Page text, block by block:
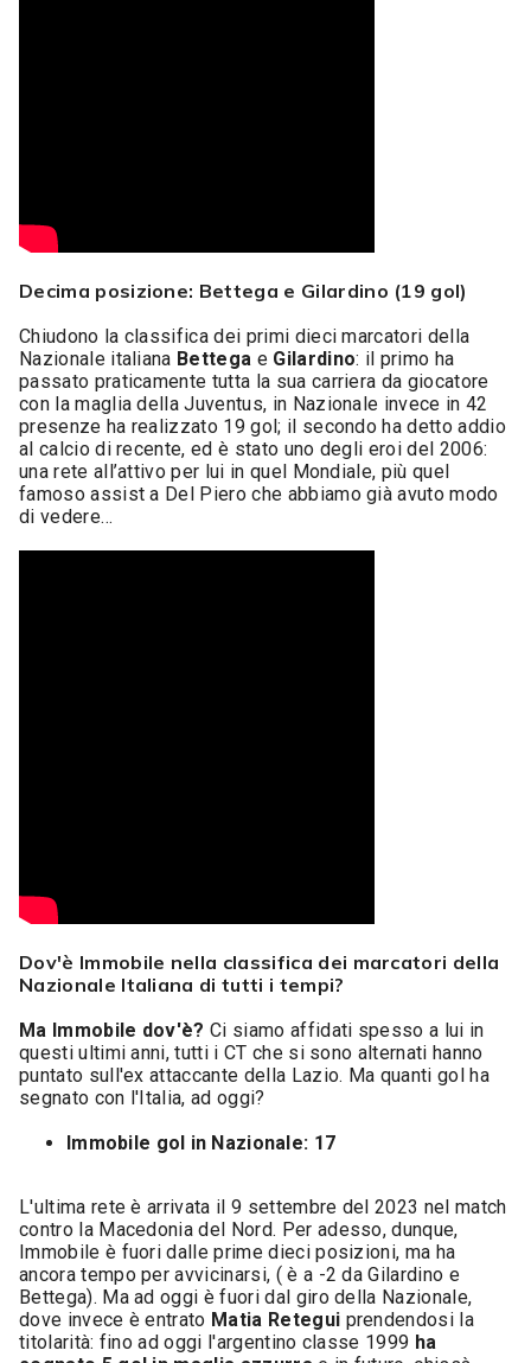
Decima posizione: Bettega e Gilardino (19 gol)
Chiudono la classifica dei primi dieci marcatori della
Nazionale italiana Bettega e Gilardino: il primo ha
passato praticamente tutta la sua carriera da giocatore
con la maglia della Juventus, in Nazionale invece in 42
presenze ha realizzato 19 gol; il secondo ha detto addio
al calcio di recente, ed è stato uno degli eroi del 2006:
una rete all’attivo per lui in quel Mondiale, più quel
famoso assist a Del Piero che abbiamo già avuto modo
di vedere…
Dov'è Immobile nella classifica dei marcatori della
Nazionale Italiana di tutti i tempi?
Ma Immobile dov'è?Ci siamo affidati spesso a lui in
questi ultimi anni, tutti i CT che si sono alternati hanno
puntato sull'ex attaccante della Lazio. Ma quanti gol ha
segnato con l'Italia, ad oggi?
Immobile gol in Nazionale: 17
L'ultima rete è arrivata il 9 settembre del 2023 nel match
contro la Macedonia del Nord. Per adesso, dunque,
Immobile è fuori dalle prime dieci posizioni, ma ha
ancora tempo per avvicinarsi, ( è a -2 da Gilardino e
Bettega). Ma ad oggi è fuori dal giro della Nazionale,
dove invece è entrato Matia Retegui prendendosi la
titolarità: fino ad oggi l'argentino classe 1999 ha